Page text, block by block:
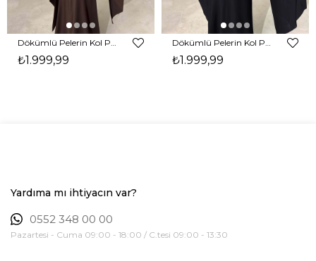
₺1.999,99 ₺1.999,99
Yardıma mı ihtiyacın var?
0552 348 00 00
Pazartesi - Cuma 09:00 - 18:00 / C.tesi 09:00 - 13:30